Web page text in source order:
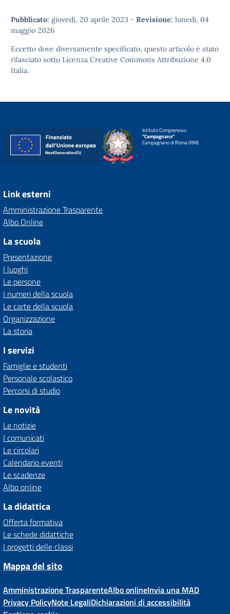
Pubblicato: giovedì, 20 aprile 2023 - Revisione: lunedì, 04
maggio 2026
Eccetto dove diversamente specificato, questo articolo è stato
rilasciato sotto Licenza Creative Commons Attribuzione 4.0
Italia.
Istituto Comprensivo
"Campagnano"
Campagnano di Roma (RM)
Link esterni
Amministrazione Trasparente
Albo Online
La scuola
Presentazione
I luoghi
Le persone
I numeri della scuola
Le carte della scuola
Organizzazione
La storia
I servizi
Famiglie e studenti
Personale scolastico
Percorsi di studio
Le novità
Le notizie
I comunicati
Le circolari
Calendario eventi
Le scadenze
Albo online
La didattica
Offerta formativa
Le schede didattiche
I progetti delle classi
Mappa del sito
Amministrazione TrasparenteAlbo onlineInvia una MAD
Privacy PolicyNote LegaliDichiarazioni di accessibilità